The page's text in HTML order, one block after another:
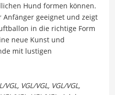
Hund formen können.
geeignet und zeigt
in die richtige Form
neue Kunst und
mit lustigen